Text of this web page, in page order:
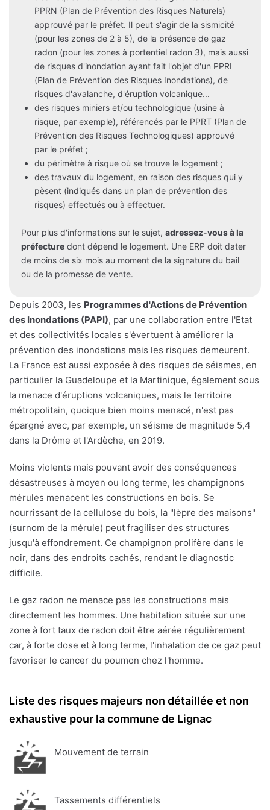
PPRN (Plan de Prévention des Risques Naturels)
approuvé par le préfet. Il peut s'agir de la sismicité
(pour les zones de 2 à 5), de la présence de gaz
radon (pour les zones à portentiel radon 3), mais aussi
de risques d'inondation ayant fait l'objet d'un PPRI
(Plan de Prévention des Risques Inondations), de
risques d'avalanche, d'éruption volcanique...
des risques miniers et/ou technologique (usine à
risque, par exemple), référencés par le PPRT (Plan de
Prévention des Risques Technologiques) approuvé
par le préfet ;
du périmètre à risque où se trouve le logement ;
des travaux du logement, en raison des risques qui y
pèsent (indiqués dans un plan de prévention des
risques) effectués ou à effectuer.
Pour plus d'informations sur le sujet, adressez-vous à la
préfecture dont dépend le logement. Une ERP doit dater
de moins de six mois au moment de la signature du bail
ou de la promesse de vente.
Depuis 2003, les Programmes d'Actions de Prévention
des Inondations (PAPI), par une collaboration entre l'Etat
et des collectivités locales s'évertuent à améliorer la
prévention des inondations mais les risques demeurent.
La France est aussi exposée à des risques de séismes, en
particulier la Guadeloupe et la Martinique, également sous
la menace d'éruptions volcaniques, mais le territoire
métropolitain, quoique bien moins menacé, n'est pas
épargné avec, par exemple, un séisme de magnitude 5,4
dans la Drôme et l'Ardèche, en 2019.
Moins violents mais pouvant avoir des conséquences
désastreuses à moyen ou long terme, les champignons
mérules menacent les constructions en bois. Se
nourrissant de la cellulose du bois, la "lèpre des maisons"
(surnom de la mérule) peut fragiliser des structures
jusqu'à effondrement. Ce champignon prolifère dans le
noir, dans des endroits cachés, rendant le diagnostic
difficile.
Le gaz radon ne menace pas les constructions mais
directement les hommes. Une habitation située sur une
zone à fort taux de radon doit être aérée régulièrement
car, à forte dose et à long terme, l'inhalation de ce gaz peut
favoriser le cancer du poumon chez l'homme.
Liste des risques majeurs non détaillée et non
exhaustive pour la commune de Lignac
Mouvement de terrain
Tassements différentiels